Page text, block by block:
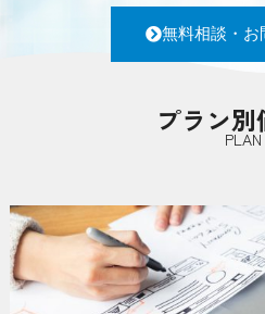
無料相談・お
プラン
PLAN